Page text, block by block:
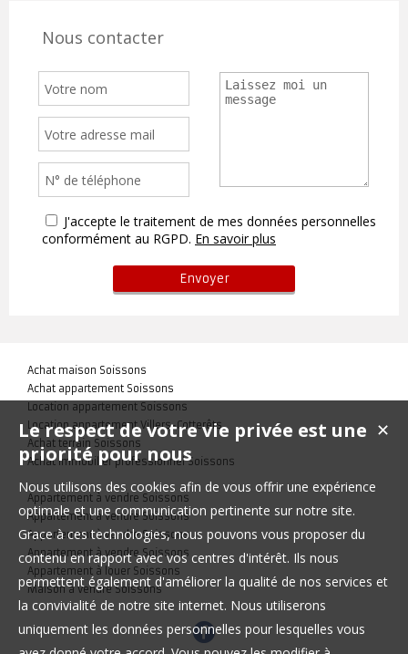
Nous contacter
J'accepte le traitement de mes données personnelles
conformément au RGPD. En savoir plus
Achat maison Soissons
Achat appartement Soissons
Location appartement Soissons
Location appartement Villers-Cotterêts
Achat terrain Soissons
Achat immobilier professionnel Soissons
Appartement à vendre Soissons
Appartement à vendre Soissons
Appartement à vendre Soissons
Appartement à vendre Soissons
Appartement à louer Soissons
Maison à vendre Soissons
✕
Le respect de votre vie privée est une
priorité pour nous
Nous utilisons des cookies afin de vous offrir une expérience
optimale et une communication pertinente sur notre site.
Grace à ces technologies, nous pouvons vous proposer du
contenu en rapport avec vos centres d'intérêt. Ils nous
permettent également d'améliorer la qualité de nos services et
la convivialité de notre site internet. Nous utiliserons
uniquement les données personnelles pour lesquelles vous